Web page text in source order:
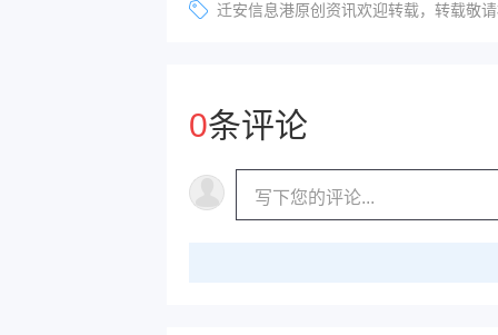
迁安信息港原创资讯欢迎转载，转载敬
0条评论